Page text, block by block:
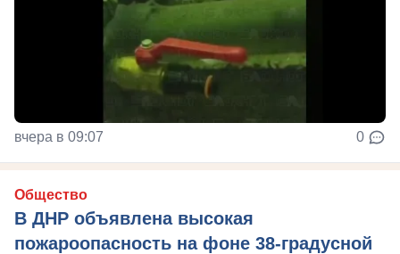
вчера в 09:07 0
Общество
В ДНР объявлена высокая
пожароопасность на фоне 38-градусной